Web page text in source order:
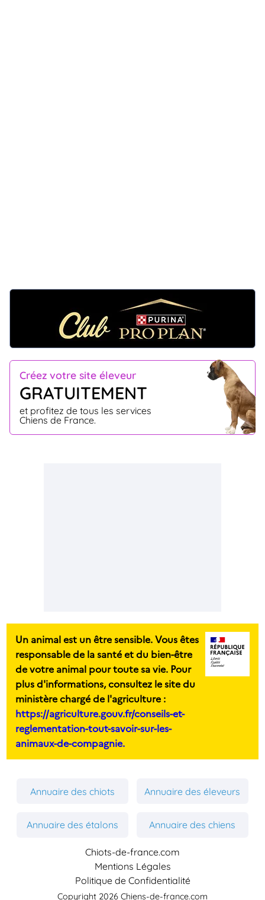
Créez votre site éleveur
GRATUITEMENT
et profitez de tous les services
Chiens de France.
Un animal est un être sensible. Vous êtes
responsable de la santé et du bien-être
de votre animal pour toute sa vie. Pour
plus d'informations, consultez le site du
ministère chargé de l'agriculture :
https://agriculture.gouv.fr/conseils-et-
reglementation-tout-savoir-sur-les-
animaux-de-compagnie.
Annuaire des chiots Annuaire des éleveurs
Annuaire des étalons Annuaire des chiens
Chiots-de-france.com
Mentions Légales
Politique de Confidentialité
Copyright 2026 Chiens-de-france.com